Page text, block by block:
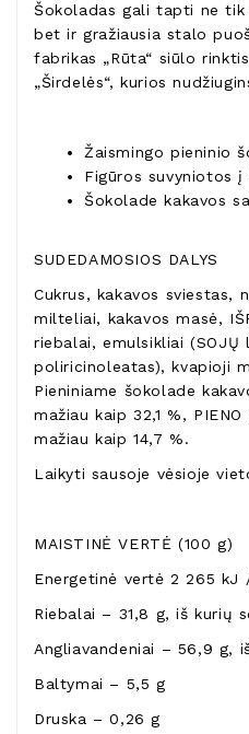
Šokoladas gali tapti ne tik
bet ir gražiausia stalo
fabrikas „Rūta“ siūlo
„Širdelės“, kurios
Žaismingo pieninio
Figūros suvyniotos į
Šokolade kakavos
SUDEDAMOSIOS DALYS
Cukrus, kakavos sviestas,
milteliai, kakavos masė,
riebalai, emulsikliai
poliricinoleatas), kvapioji
Pieniniame šokolade
mažiau kaip 32,1 %,
mažiau kaip 14,7 %.
Laikyti sausoje vėsioje
MAISTINĖ VERTĖ (100 g)
Energetinė vertė 2 265 kJ
Riebalai – 31,8 g, iš kurių
Angliavandeniai – 56,9 g,
Baltymai – 5,5 g
Druska – 0,26 g